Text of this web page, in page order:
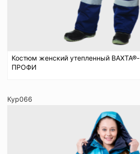
Костюм женский утепленный ВАХТА®-
ПРОФИ
Кур066